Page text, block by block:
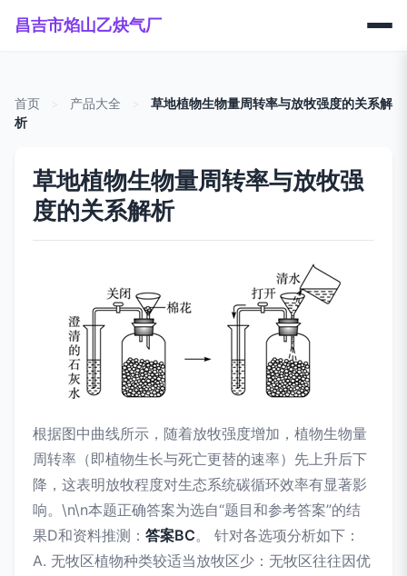
昌吉市焰山乙炔气厂
首页 产品大全
草地植物生物量周转率与放牧强度的关系解
析
草地植物生物量周转率与放牧强
度的关系解析
根据图中曲线所示，随着放牧强度增加，植物生物量
周转率（即植物生长与死亡更替的速率）先上升后下
降，这表明放牧程度对生态系统碳循环效率有显著影
响。\n\n本题正确答案为选自“题目和参考答案”的结
果D和资料推测： 答案BC。 针对各选项分析如下：
A. 无牧区植物种类较适当放牧区少：无牧区往往因优